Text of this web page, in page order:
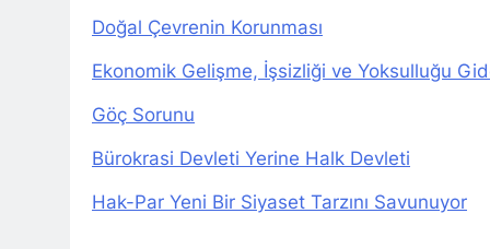
HAK-PAR
Hak ve
1 Yıl Ago
1 Yıl Ago
HAK-PAR
Doğal Çevrenin Korunması
Ekonomik Gelişme, İşsizliği ve Yoksulluğu
Göç Sorunu
Bürokrasi Devleti Yerine Halk Devleti
Hak-Par Yeni Bir Siyaset Tarzını Savunuyor